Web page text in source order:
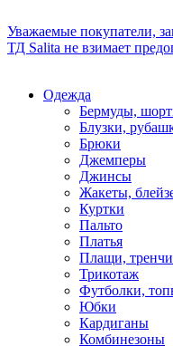
Уважаемые покупатели,
ТД Salita не взимает
Одежда
Бермуды,
Блузки,
Брюки
Джемперы
Джинсы
Жакеты,
Куртки
Пальто
Платья
Плащи, тренчи
Трикотаж
Футболки,
Юбки
Кардиганы
Комбинезоны